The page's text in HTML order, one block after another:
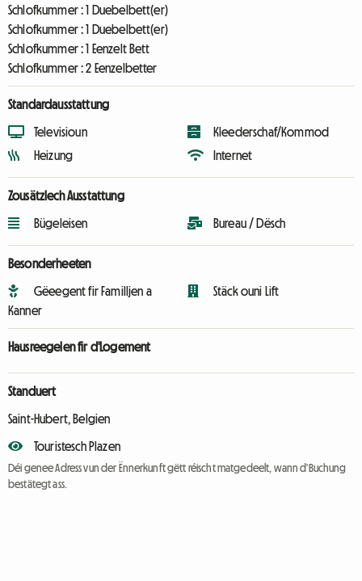
Schlofkummer :1 Duebelbett(er)
Schlofkummer :1 Duebelbett(er)
Schlofkummer :1 Eenzelt Bett
Schlofkummer :2 Eenzelbetter
Standardausstattung
Televisioun
Heizung
Kleederschaf/Kommod
Internet
Zousätzlech Ausstattung
Bügeleisen Bureau / Dësch
Besonderheeten
Gëeegent fir Familljen a
Kanner
Stäck ouni Lift
Hausreegelen fir d'Logement
Standuert
Saint-Hubert, Belgien
Touristesch Plazen
Déi genee Adress vun der Ënnerkunft gëtt réischt matgedeelt, wann d'Buchung
bestätegt ass.